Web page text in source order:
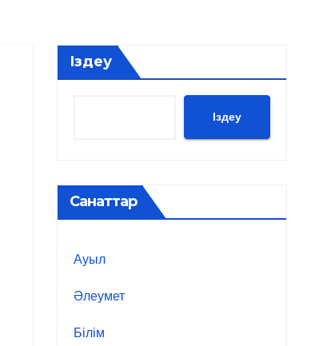
Іздеу
Іздеу
Санаттар
Ауыл
Әлеумет
Білім